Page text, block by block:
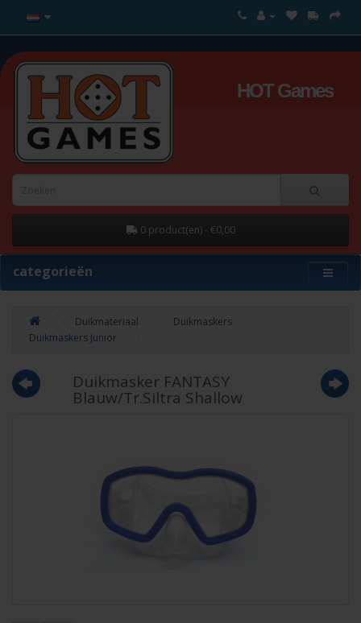
HOT Games
0 product(en) - €0,00
categorieën
Duikmateriaal
Duikmaskers
Duikmaskers Junior
Duikmasker FANTASY
Blauw/Tr.Siltra Shallow